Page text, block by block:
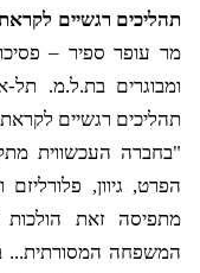
תהליכים רגשיים
מר עופר ספיר –
ומבוגרים בת.ל.מ.
תהליכים רגשיים לקראת
"בחברה העכשווית
הפרט, גיוון,
מתפיסה זאת הולכות
המשפחה המסורתית...